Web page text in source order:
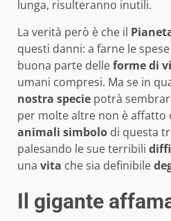
lunga, risulteranno inutili.
La verità però è che il
questi danni: a farne le
buona parte delleformedi
umani compresi. Ma se in
nostra specie potrà
per molte altre non è affatto
animali simbolo di questa
palesando le sue terribili
una vita che sia definibile
Il gigante